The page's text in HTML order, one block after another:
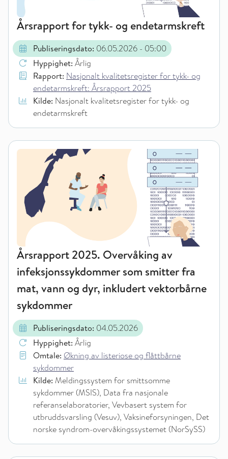
Årsrapport for tykk- og endetarmskreft
Publiseringsdato: 06.05.2026 - 05:00
Hyppighet: Årlig
Rapport: Nasjonalt kvalitetsregister for tykk- og
endetarmskreft: Årsrapport 2025
Kilde: Nasjonalt kvalitetsregister for tykk- og
endetarmskreft
Årsrapport 2025. Overvåking av
infeksjonssykdommer som smitter fra
mat, vann og dyr, inkludert vektorbårne
sykdommer
Publiseringsdato: 04.05.2026
Hyppighet: Årlig
Omtale: Økning av listeriose og flåttbårne
sykdommer
Kilde: Meldingssystem for smittsomme
sykdommer (MSIS), Data fra nasjonale
referanselaboratorier, Vevbasert system for
utbruddsvarsling (Vesuv), Vaksineforsyningen, Det
norske syndrom-overvåkingssystemet (NorSySS)